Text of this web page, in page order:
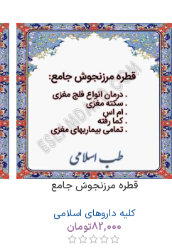
قطره مرزنجوش جامع
کلیه داروهای اسلامی
82,000تومان